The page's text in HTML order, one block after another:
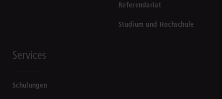
Referendariat
Studium und Hochschule
Services
Schulungen